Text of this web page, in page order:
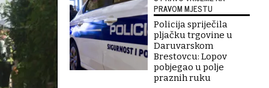
PRAVOM MJESTU
Policija spriječila
pljačku trgovine u
Daruvarskom
Brestovcu: Lopov
pobjegao u polje
praznih ruku